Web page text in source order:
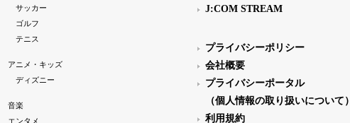
サッカー
ゴルフ
テニス
アニメ・キッズ
ディズニー
音楽
エンタメ
J:COM STREAM
プライバシーポリシー
会社概要
プライバシーポータル
（個人情報の取り扱いについて）
利用規約